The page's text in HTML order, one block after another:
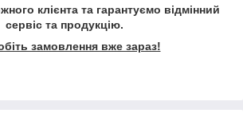
клієнта та гарантуємо відмінний
сервіс та продукцію.
замовлення вже зараз!